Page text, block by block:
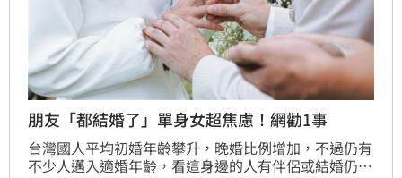
朋友「都結婚了」單身女超焦慮！網勸1事
台灣國人平均初婚年齡攀升，晚婚比例增加，不過仍有
不少人邁入適婚年齡，看這身邊的人有伴侶或結婚仍會